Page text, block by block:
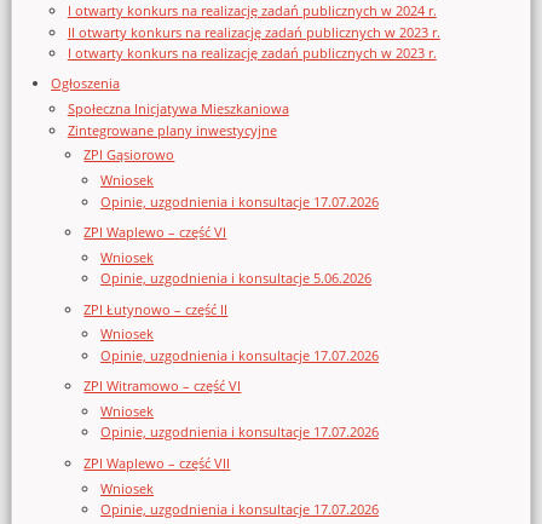
I otwarty konkurs na realizację zadań publicznych w 2024 r.
II otwarty konkurs na realizację zadań publicznych w 2023 r.
I otwarty konkurs na realizację zadań publicznych w 2023 r.
Ogłoszenia
Społeczna Inicjatywa Mieszkaniowa
Zintegrowane plany inwestycyjne
ZPI Gąsiorowo
Wniosek
Opinie, uzgodnienia i konsultacje 17.07.2026
ZPI Waplewo – część VI
Wniosek
Opinie, uzgodnienia i konsultacje 5.06.2026
ZPI Łutynowo – część II
Wniosek
Opinie, uzgodnienia i konsultacje 17.07.2026
ZPI Witramowo – część VI
Wniosek
Opinie, uzgodnienia i konsultacje 17.07.2026
ZPI Waplewo – część VII
Wniosek
Opinie, uzgodnienia i konsultacje 17.07.2026